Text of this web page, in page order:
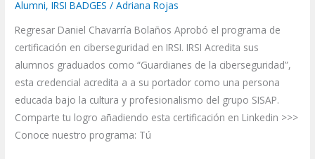
Alumni,IRSI BADGES /Adriana Rojas
Regresar Daniel Chavarría Bolaños Aprobó el programa de
certificación en ciberseguridad en IRSI. IRSI Acredita sus
alumnos graduados como “Guardianes de la ciberseguridad”,
esta credencial acredita a a su portador como una persona
educada bajo la cultura y profesionalismo del grupo SISAP.
Comparte tu logro añadiendo esta certificación en Linkedin >>>
Conoce nuestro programa: Tú
Credencial
CG
IRSI